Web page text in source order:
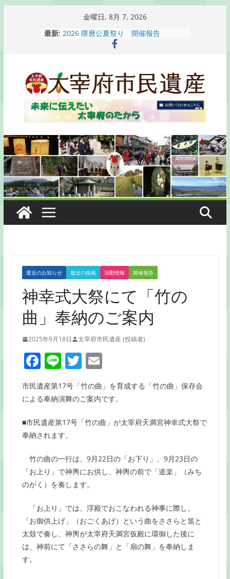
プ
金曜日, 8月 7, 2026
最新: 2026 隈麿公夏祭り 開催報告
通古賀歴史勉強会が開催されます
梅香苑夏まつり子どもみこし開催のお
知らせ
木うそ絵付け体験のお知らせ
最近のお知らせ 最近の投稿 活動情報 開催報告
神幸式大祭にて「竹の
曲」奉納のご案内
2025年9月18日 太宰府市民遺産 (投稿者)
F
a
c
e
b
o
o
k
Li
n
e
T
w
itt
er
E
m
ai
l
市民遺産第17号「竹の曲」を育成する「竹の曲」保存会
による奉納演舞のご案内です。
■市民遺産第17号「竹の曲」が太宰府天満宮神幸式大祭で
奉納されます。
竹の曲の一行は、9月22日の「お下り」、9月23日の
「お上り」で神輿にお供し、神輿の前で「道楽」（みち
のがく）を奏します。
「お上り」では、浮殿でおこなわれる神事に際し、
「お御供上げ」（おごくあげ）という曲をささらと笛と
太鼓で奏し、神輿が太宰府天満宮仮殿に環御した後に
は、神前にて「ささらの舞」と「扇の舞」を奉納しま
す。